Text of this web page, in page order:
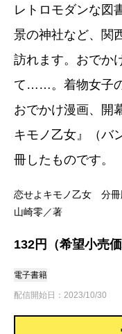
レトロモダンな図
景の神社など、関
訪れます。おでか
て……。着物女子
おでかけ漫画、
キモノ乙女』（バ
冊したものです。
恋せよキモノ乙女 分冊
山崎零／著
132円（希望小売価
電子書籍
配信開始日：2023/10/30